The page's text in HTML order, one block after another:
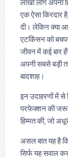
लाखों लोग अपनी
एक ऐसा किरदार
दी। लेकिन क्या
एटकिंसन को
जीवन में कई बार
अपनी सबसे बड़ी
बादशाह।
इन उदाहरणों में से
परफेक्शन की
हिम्मत की, जो
असल बात यह है कि
सिर्फ यह सवाल